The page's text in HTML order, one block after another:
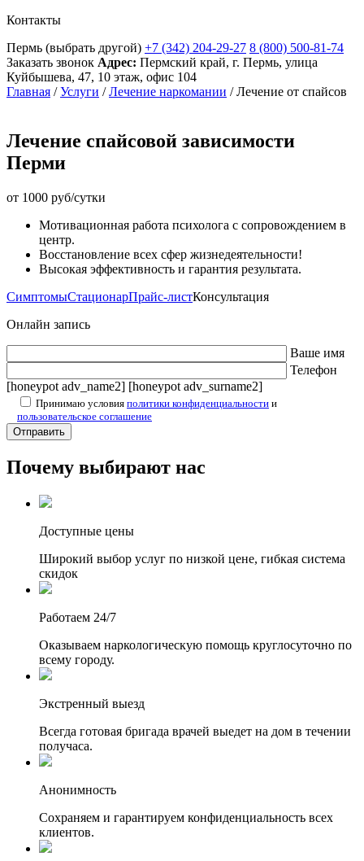
Контакты
Пермь (выбрать другой) +7 (342) 204-29-27 8 (800) 500-81-74
Заказать звонок Адрес: Пермский край, г. Пермь, улица
Куйбышева, 47, 10 этаж, офис 104
Главная /Услуги /Лечение наркомании /Лечение от спайсов
Лечение спайсовой зависимости
Перми
от 1000 руб/сутки
Мотивационная работа психолога с сопровождением в
центр.
Восстановление всех сфер жизнедеятельности!
Высокая эффективность и гарантия результата.
СимптомыСтационарПрайс-листКонсультация
Онлайн запись
Ваше имя
Телефон
[honeypot adv_name2] [honeypot adv_surname2]
Принимаю условия политики конфиденциальности и
пользовательское соглашение
Почему выбирают нас
Доступные цены
Широкий выбор услуг по низкой цене, гибкая система
скидок
Работаем 24/7
Оказываем наркологическую помощь круглосуточно по
всему городу.
Экстренный выезд
Всегда готовая бригада врачей выедет на дом в течении
получаса.
Анонимность
Сохраняем и гарантируем конфиденциальность всех
клиентов.